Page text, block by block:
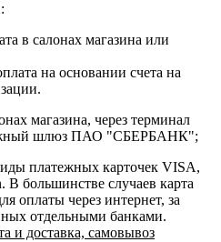
в салонах магазина или
на основании счета на
магазина, через терминал
шлюз ПАО "СБЕРБАНК";
платежных карточек VISA,
В большинстве случаев карта
оплаты через интернет, за
отдельными банками.
и доставка, самовывоз